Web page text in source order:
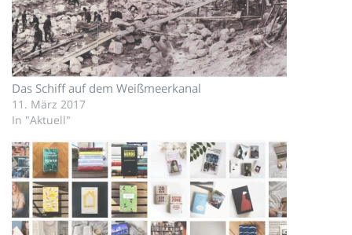
Das Schiff auf dem Weißmeerkanal
11. März 2017
In "Aktuell"